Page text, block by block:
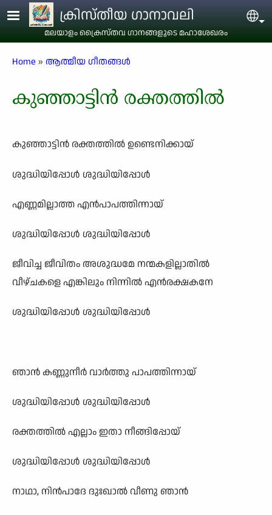
Skip to main contentക്രിസ്തീയ ഗാനാവലി
മലയാളം ക്രൈസ്തവ ഗാനങ്ങളുടെ മഹാശേഖരം
Breadcrumb
Home ആത്മീയ ഗീതങ്ങൾ
കുഞ്ഞാട്ടിൻ രക്തത്തിൽ
കുഞ്ഞാട്ടിൻ രക്തത്തിൽ ഉണ്ടെനിക്കായ്
ശുദ്ധിയിപ്പോൾ ശുദ്ധിയിപ്പോൾ
എണ്ണമില്ലാത്ത എൻപാപത്തിന്നായ്
ശുദ്ധിയിപ്പോൾ ശുദ്ധിയിപ്പോൾ
ജീവിച്ച ജീവിതം അശുദ്ധമേ നന്മകളില്ലാതിൽ
വീഴ്ചകളെ എങ്കിലും നിന്നിൽ എൻരക്ഷകനേ
ശുദ്ധിയിപ്പോൾ ശുദ്ധിയിപ്പോൾ
ഞാൻ കണ്ണുനീർ വാർത്തു പാപത്തിന്നായ്
ശുദ്ധിയിപ്പോൾ ശുദ്ധിയിപ്പോൾ
രക്തത്തിൽ എല്ലാം ഇതാ നീങ്ങിപ്പോയ്
ശുദ്ധിയിപ്പോൾ ശുദ്ധിയിപ്പോൾ
നാഥാ, നിൻപാദേ ദുഃഖാൽ വീണു ഞാൻ